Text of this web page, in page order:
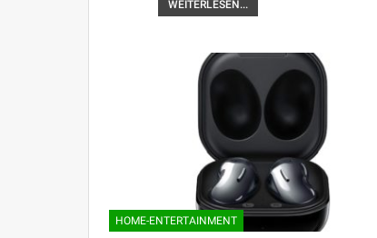
WEITERLESEN...
HOME-ENTERTAINMENT